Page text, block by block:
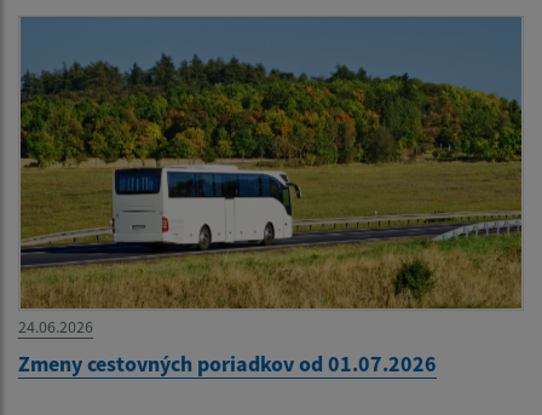
24.06.2026
Zmeny cestovných poriadkov od 01.07.2026